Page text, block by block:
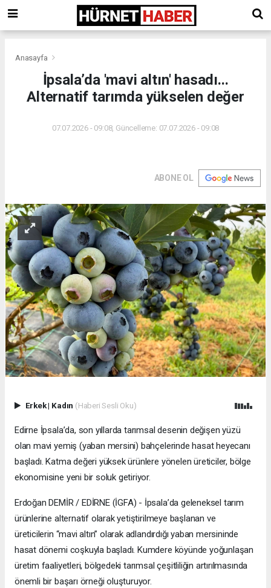
Anasayfa
İpsala’da 'mavi altın' hasadı...
Alternatif tarımda yükselen değer
07.07.2026 - 09:08, Güncelleme: 07.07.2026 - 09:08
ABONE OL
Erkek| Kadın (Haberi Sesli Oku)
Edirne İpsala’da, son yıllarda tarımsal desenin değişen yüzü
olan mavi yemiş (yaban mersini) bahçelerinde hasat heyecanı
başladı. Katma değeri yüksek ürünlere yönelen üreticiler, bölge
ekonomisine yeni bir soluk getiriyor.
Erdoğan DEMİR / EDİRNE (İGFA) - İpsala’da geleneksel tarım
ürünlerine alternatif olarak yetiştirilmeye başlanan ve
üreticilerin “mavi altın” olarak adlandırdığı yaban mersininde
hasat dönemi coşkuyla başladı. Kumdere köyünde yoğunlaşan
üretim faaliyetleri, bölgedeki tarımsal çeşitliliğin artırılmasında
önemli bir başarı örneği oluşturuyor.